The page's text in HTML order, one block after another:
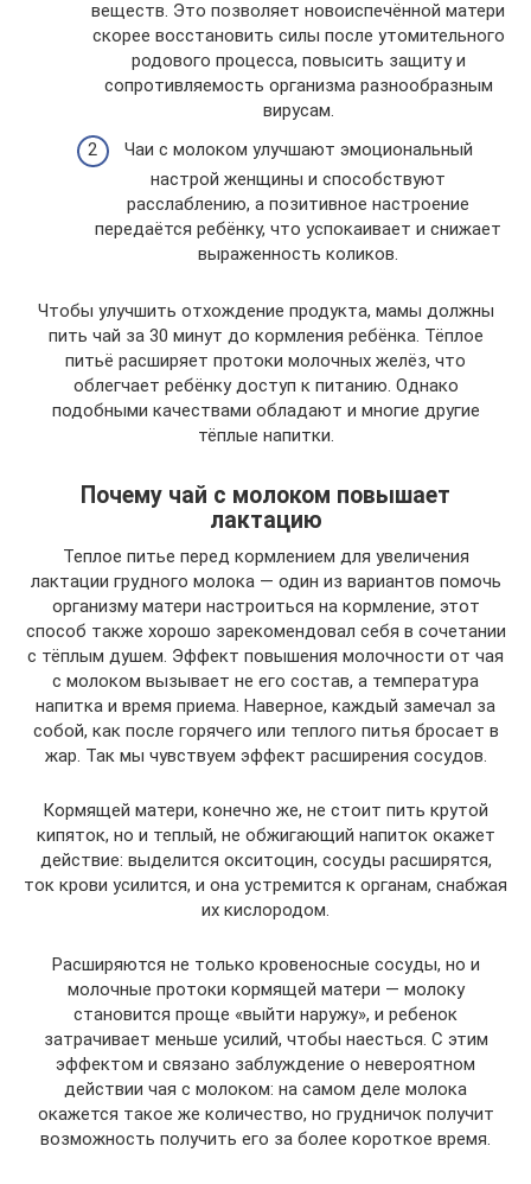
веществ. Это позволяет новоиспечённой матери
скорее восстановить силы после утомительного
родового процесса, повысить защиту и
сопротивляемость организма разнообразным
вирусам.
Чаи с молоком улучшают эмоциональный
настрой женщины и способствуют
расслаблению, а позитивное настроение
передаётся ребёнку, что успокаивает и снижает
выраженность коликов.
Чтобы улучшить отхождение продукта, мамы должны
пить чай за 30 минут до кормления ребёнка. Тёплое
питьё расширяет протоки молочных желёз, что
облегчает ребёнку доступ к питанию. Однако
подобными качествами обладают и многие другие
тёплые напитки.
Почему чай с молоком повышает
лактацию
Теплое питье перед кормлением для увеличения
лактации грудного молока — один из вариантов помочь
организму матери настроиться на кормление, этот
способ также хорошо зарекомендовал себя в сочетании
с тёплым душем. Эффект повышения молочности от чая
с молоком вызывает не его состав, а температура
напитка и время приема. Наверное, каждый замечал за
собой, как после горячего или теплого питья бросает в
жар. Так мы чувствуем эффект расширения сосудов.
Кормящей матери, конечно же, не стоит пить крутой
кипяток, но и теплый, не обжигающий напиток окажет
действие: выделится окситоцин, сосуды расширятся,
ток крови усилится, и она устремится к органам, снабжая
их кислородом.
Расширяются не только кровеносные сосуды, но и
молочные протоки кормящей матери — молоку
становится проще «выйти наружу», и ребенок
затрачивает меньше усилий, чтобы наесться. С этим
эффектом и связано заблуждение о невероятном
действии чая с молоком: на самом деле молока
окажется такое же количество, но грудничок получит
возможность получить его за более короткое время.